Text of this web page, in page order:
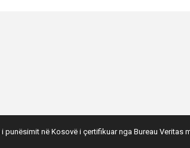
në Kosovë i çertifikuar nga Bureau Veritas